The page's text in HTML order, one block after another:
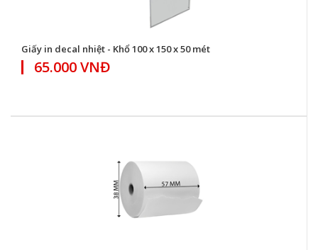
Giấy in decal nhiệt - Khổ 100 x 150 x 50 mét
65.000 VNĐ